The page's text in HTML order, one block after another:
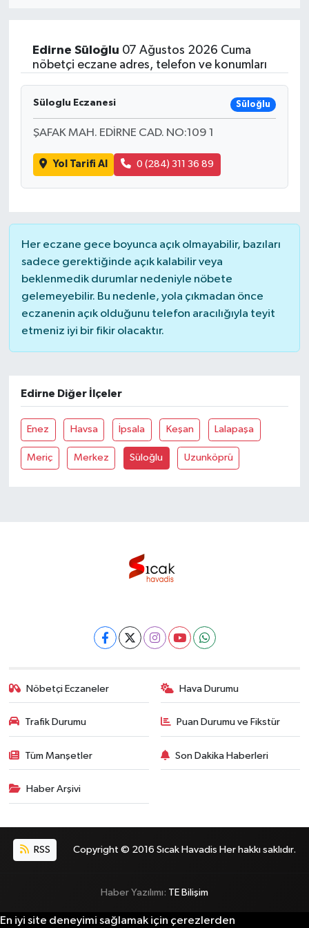
Edirne Süloğlu 07 Ağustos 2026 Cuma
nöbetçi eczane adres, telefon ve konumları
Süloglu Eczanesi Süloğlu
ŞAFAK MAH. EDİRNE CAD. NO:109 1
Yol Tarifi Al 0 (284) 311 36 89
Her eczane gece boyunca açık olmayabilir, bazıları
sadece gerektiğinde açık kalabilir veya
beklenmedik durumlar nedeniyle nöbete
gelemeyebilir. Bu nedenle, yola çıkmadan önce
eczanenin açık olduğunu telefon aracılığıyla teyit
etmeniz iyi bir fikir olacaktır.
Edirne Diğer İlçeler
Enez Havsa İpsala Keşan Lalapaşa
Meriç Merkez Süloğlu Uzunköprü
Nöbetçi Eczaneler Hava Durumu
Trafik Durumu Puan Durumu ve Fikstür
Tüm Manşetler Son Dakika Haberleri
Haber Arşivi
RSS Copyright © 2016 Sıcak Havadis Her hakkı saklıdır.
Haber Yazılımı: TE Bilişim
En iyi site deneyimi sağlamak için çerezlerden
Sağlık
Magazin
Gündem
Bilim